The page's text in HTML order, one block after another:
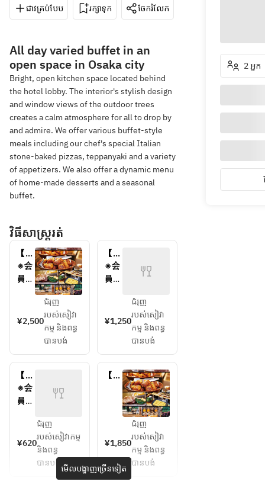
ជាវគ្រប់បែប រក្សាទុក ចែករំលែក
All day varied buffet in an
open space in Osaka city
Bright, open kitchen space located behind
the hotel lobby. The interior's stylish design
and window views of the outdoor trees
creates a calm atmosphere for all to drop by
and admire. We offer various buffet-style
meals including our chef's special Italian
stone-baked pizzas, teppanyaki and a variety
of appetizers. We also offer a dynamic menu
of home-made desserts and a seasonal
buffet.
វិធីសាស្រ្តរត់
【通
常料
金】
ェ
歳以
上）
※会
員様
員料
ご予
約く
ださ
い。
¥2,500
ជំរុញ
របស់សៀវា
កម្ម និងពន្ធ
បានបង់
【通
常料
金】
ェ
～12
歳）
※会
員様
員料
ご予
約く
¥1,250
ជំរុញ
របស់សៀវា
កម្ម និងពន្ធ
បានបង់
【通
常料
金】
ェ
※会
員様
員料
¥620
ជំរុញ
របស់សៀវាកម្ម
និងពន្ធ
បានបង់
【会
ェ
大人
（13
歳以
¥1,850
ជំរុញ
របស់សៀវា
កម្ម និងពន្ធ
បានបង់
មើលបង្ហាញច្រើនទៀត
2 អ្នក